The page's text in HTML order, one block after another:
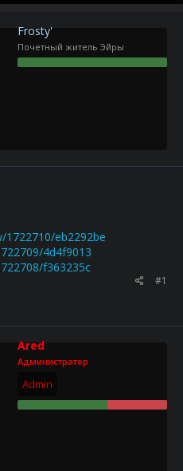
Frosty'
Почетный житель Эйры
eb2292be
4d4f9013
f363235c
#1
Ared
Администратор
Admin